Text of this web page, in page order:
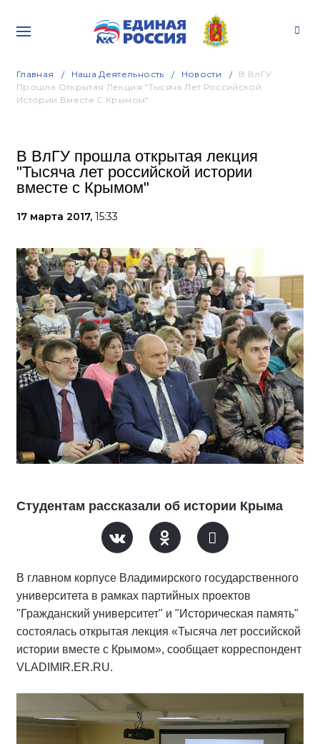
Главная Наша Деятельность Новости
В ВлГУ
Прошла Открытая Лекция "Тысяча Лет Российской
Истории Вместе С Крымом"
В ВлГУ прошла открытая лекция
"Тысяча лет российской истории
вместе с Крымом"
17 марта 2017, 15:33
Студентам рассказали об истории Крыма
В главном корпусе Владимирского государственного
университета в рамках партийных проектов
"Гражданский университет" и "Историческая память"
состоялась открытая лекция «Тысяча лет российской
истории вместе с Крымом», сообщает корреспондент
VLADIMIR.ER.RU.